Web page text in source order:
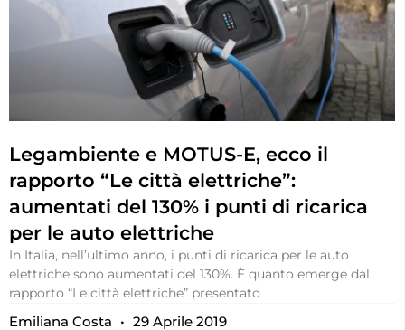
Legambiente e MOTUS-E, ecco il
rapporto “Le città elettriche”:
aumentati del 130% i punti di ricarica
per le auto elettriche
In Italia, nell’ultimo anno, i punti di ricarica per le auto
elettriche sono aumentati del 130%. È quanto emerge dal
rapporto “Le città elettriche” presentato
Emiliana Costa 29 Aprile 2019